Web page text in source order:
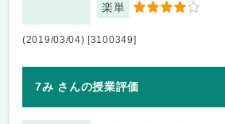
楽単 4
(2019/03/04) [3100349]
7み さんの授業評価